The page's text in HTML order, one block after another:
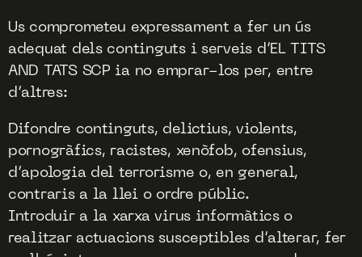
Us comprometeu expressament a fer un ús
adequat dels continguts i serveis d’EL TITS
AND TATS SCP ia no emprar-los per, entre
d’altres:
Difondre continguts, delictius, violents,
pornogràfics, racistes, xenòfob, ofensius,
d’apologia del terrorisme o, en general,
contraris a la llei o ordre públic.
Introduir a la xarxa virus informàtics o
realitzar actuacions susceptibles d’alterar, fer